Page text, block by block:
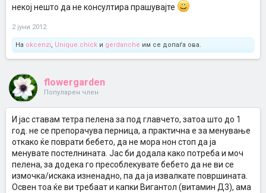
некој нешто да не консултира прашувајте
2 јуни 2012
На okcenzi, Unique.chick и gerdanche им се допаѓа ова.
flowergarden
Популарен член
И јас ставам тетра пелена за под главчето, затоа што до 1
год. не се препорачува перница, а практична е за менување
откако ќе поврати бебето, да не мора нон стоп да ја
менувате постелнината. Јас би додала како потреба и моч
пелена, за додека го пресоблекувате бебето да не ви се
измочка/искака изненадно, па да ја извалкате површината.
Освен тоа ќе ви требаат и капки Вигантол (витамин Д3), ама